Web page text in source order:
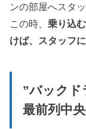
ンの部屋へスタ
この時、乗り込
けば、スタッフ
”バックド
最前列中央